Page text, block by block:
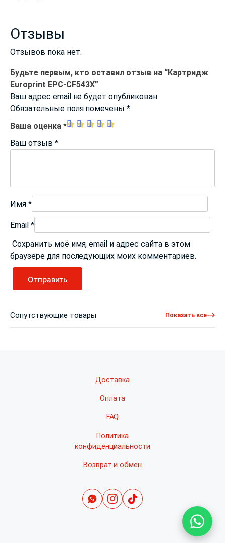
Отзывы
Отзывов пока нет.
Будьте первым, кто оставил отзыв на “Картридж
Europrint EPC-CF543X”
Ваш адрес email не будет опубликован.
Обязательные поля помечены*
Ваша оценка *
Ваш отзыв *
Имя *
Email *
Сохранить моё имя, email и адрес сайта в этом
браузере для последующих моих комментариев.
Сопутствующие товары Показать все
Доставка
Оплата
FAQ
Политика
конфиденциальности
Возврат и обмен